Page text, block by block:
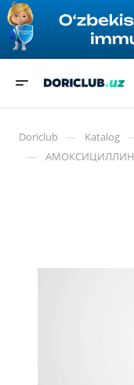
Doriclub — Katalog
— АМОКСИЦИЛЛИН